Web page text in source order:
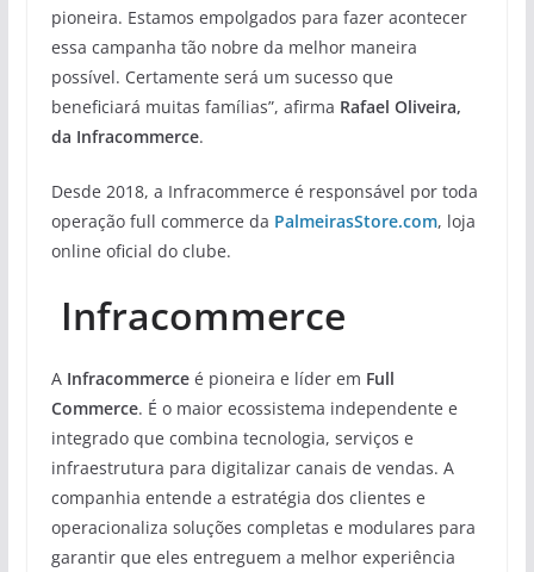
pioneira. Estamos empolgados para fazer acontecer
essa campanha tão nobre da melhor maneira
possível. Certamente será um sucesso que
beneficiará muitas famílias”, afirma Rafael Oliveira,
da Infracommerce.
Desde 2018, a Infracommerce é responsável por toda
operação full commerce da PalmeirasStore.com, loja
online oficial do clube.
Infracommerce
AInfracommerce é pioneira e líder em Full
Commerce. É o maior ecossistema independente e
integrado que combina tecnologia, serviços e
infraestrutura para digitalizar canais de vendas. A
companhia entende a estratégia dos clientes e
operacionaliza soluções completas e modulares para
garantir que eles entreguem a melhor experiência